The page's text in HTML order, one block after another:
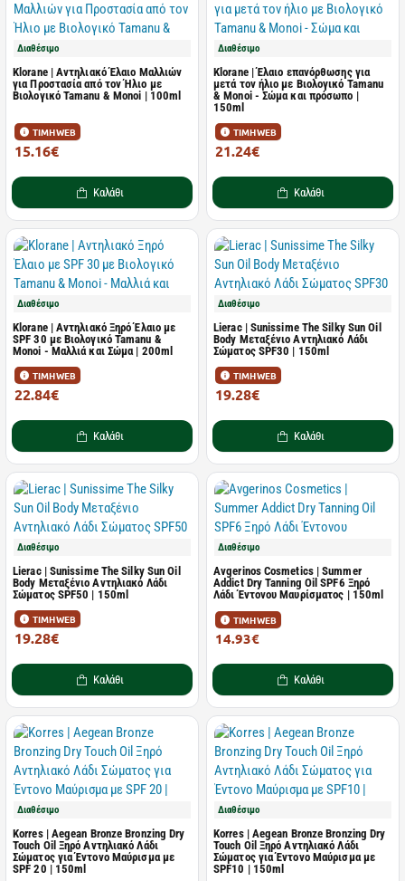
Διαθέσιμο
Klorane | Αντηλιακό Έλαιο Μαλλιών
για Προστασία από τον Ήλιο με
Βιολογικό Tamanu & Monoi | 100ml
ΤΙΜΗ WEB
15.16€
Καλάθι
Διαθέσιμο
Klorane | Έλαιο επανόρθωσης για
μετά τον ήλιο με Βιολογικό Tamanu
& Monoi - Σώμα και πρόσωπο |
150ml
ΤΙΜΗ WEB
21.24€
Καλάθι
Διαθέσιμο
Klorane | Αντηλιακό Ξηρό Έλαιο με
SPF 30 με Βιολογικό Tamanu &
Monoi - Μαλλιά και Σώμα | 200ml
ΤΙΜΗ WEB
22.84€
Καλάθι
Διαθέσιμο
Lierac | Sunissime The Silky Sun Oil
Body Mεταξένιο Aντηλιακό Λάδι
Σώματος SPF30 | 150ml
ΤΙΜΗ WEB
19.28€
Καλάθι
Διαθέσιμο
Lierac | Sunissime The Silky Sun Oil
Body Mεταξένιο Aντηλιακό Λάδι
Σώματος SPF50 | 150ml
ΤΙΜΗ WEB
19.28€
Καλάθι
Διαθέσιμο
Avgerinos Cosmetics | Summer
Addict Dry Tanning Oil SPF6 Ξηρό
Λάδι Έντονου Μαυρίσματος | 150ml
ΤΙΜΗ WEB
14.93€
Καλάθι
Διαθέσιμο
Korres | Aegean Bronze Bronzing Dry
Touch Oil Ξηρό Αντηλιακό Λάδι
Σώματος για Έντονο Μαύρισμα με
SPF 20 | 150ml
Διαθέσιμο
Korres | Aegean Bronze Bronzing Dry
Touch Oil Ξηρό Αντηλιακό Λάδι
Σώματος για Έντονο Μαύρισμα με
SPF10 | 150ml